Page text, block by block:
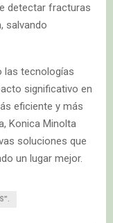
detectar fracturas
salvando
las tecnologías
significativo en
eficiente y más
Konica Minolta
soluciones que
un lugar mejor.